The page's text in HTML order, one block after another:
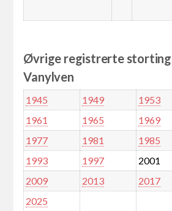
Øvrige registrerte
Vanylven
1945 1949 1953
1961
1965 1969
1977
1981 1985
1993
1997 2001
2009
2013 2017
2025